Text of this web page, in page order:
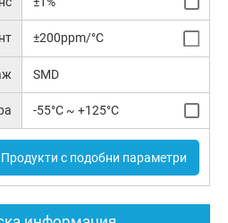
±200ppm/°C
SMD
-55°C ~ +125°C
Продукти с подобни параметри